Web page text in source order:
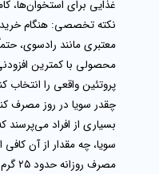
غذایی برای استخوان‌ها،
نکته تخصصی: هنگام
معتبری مانند رادسوی،
محصولی با کمترین
پروتئین واقعی را انتخاب
چقدر سویا در روز مصرف
بسیاری از افراد
سویا، چه مقدار از آن
مصرف روزانه حدود۲۵ گرم پروتئین سویا